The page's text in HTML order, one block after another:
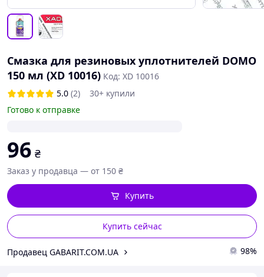
Смазка для резиновых уплотнителей DOMO
150 мл (XD 10016) Код: XD 10016
5.0 (2)
30+ купили
Готово к отправке
96 ₴
Заказ у продавца — от 150 ₴
Купить сейчас
Купить
Продавец GABARIT.COM.UA 98%